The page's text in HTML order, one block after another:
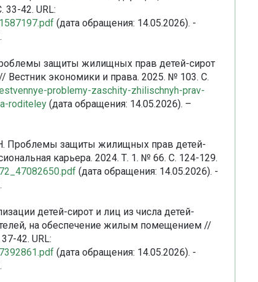
33-42. URL:
(дата обращения: 14.05.2026). -
защиты жилищных прав детей-сирот
Вестник экономики и права. 2025. № 103. С.
problemy-zaschity-zhilischnyh-prav-
roditeley (дата обращения: 14.05.2026). –
Проблемы защиты жилищных прав детей-
карьера. 2024. Т. 1. № 66. С. 124-129.
(дата обращения: 14.05.2026). -
детей-сирот и лиц из числа детей-
на обеспечение жилым помещением //
42. URL:
(дата обращения: 14.05.2026). -